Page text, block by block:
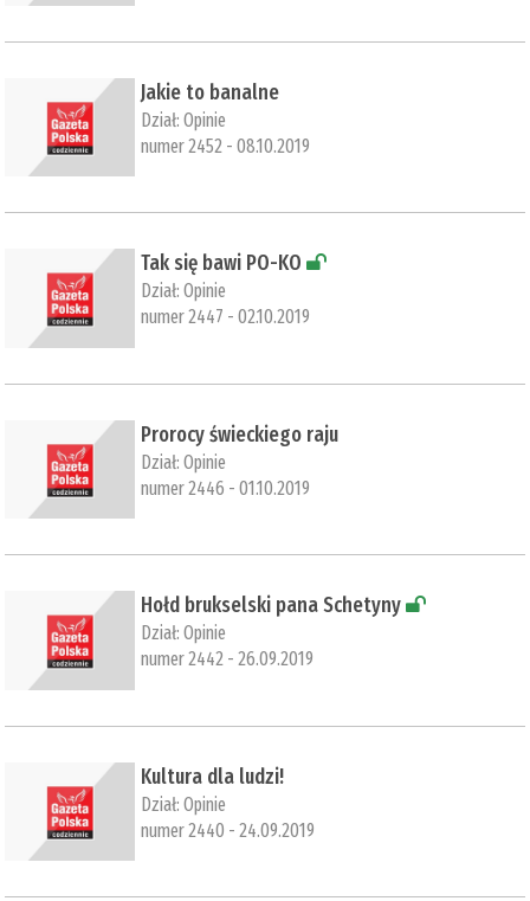
Jakie to banalne
Dział:Opinie
numer 2452 - 08.10.2019
​Tak się bawi PO-KO
Dział:Opinie
numer 2447 - 02.10.2019
Prorocy świeckiego raju
Dział:Opinie
numer 2446 - 01.10.2019
​Hołd brukselski pana Schetyny
Dział:Opinie
numer 2442 - 26.09.2019
Kultura dla ludzi!
Dział:Opinie
numer 2440 - 24.09.2019